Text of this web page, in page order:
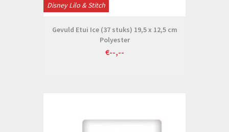
Disney Lilo & Stitch
Gevuld Etui Ice (37 stuks) 19,5 x 12,5 cm
Polyester
€--,--